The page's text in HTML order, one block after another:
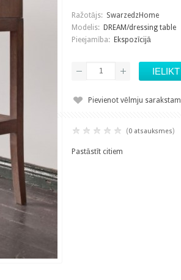
Ražotājs: SwarzedzHome
Modelis: DREAM/dressing table
Pieejamība: Ekspozīcijā
Pievienot vēlmju sarakstam
(0 atsauksmes)
Pastāstīt citiem